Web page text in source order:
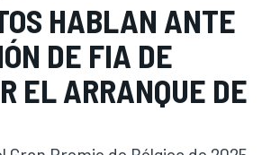
HABLAN ANTE
DE FIA DE
EL ARRANQUE DE